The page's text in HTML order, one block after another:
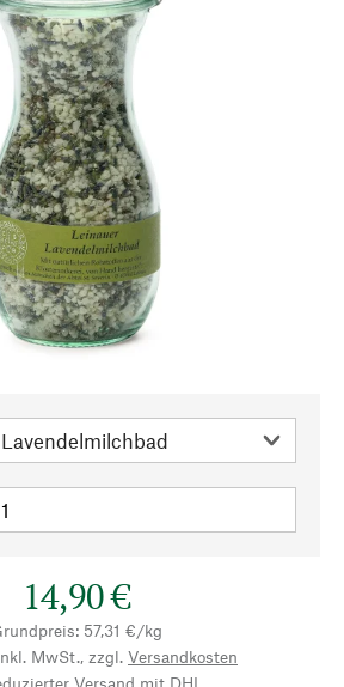
14,90 €
57,31 €/kg
MwSt., zzgl. Versandkosten
Versand mit DHL